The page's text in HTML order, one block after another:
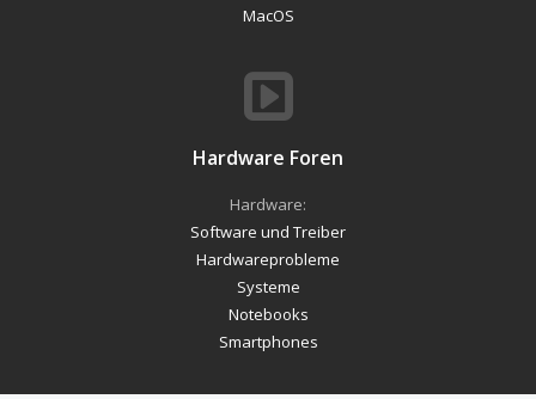
MacOS
Hardware Foren
Hardware:
Software und Treiber
Hardwareprobleme
Systeme
Notebooks
Smartphones